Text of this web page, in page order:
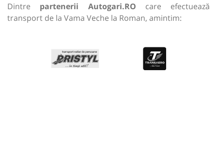
Dintre partenerii Autogari.RO care efectuează
transport de la Vama Veche la Roman, amintim: